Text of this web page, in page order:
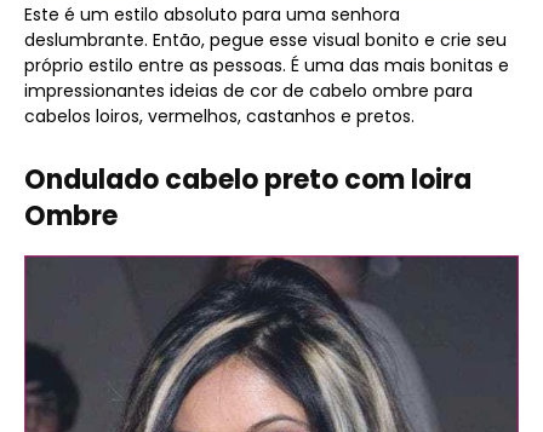
Este é um estilo absoluto para uma senhora
deslumbrante. Então, pegue esse visual bonito e crie seu
próprio estilo entre as pessoas. É uma das mais bonitas e
impressionantes ideias de cor de cabelo ombre para
cabelos loiros, vermelhos, castanhos e pretos.
Ondulado cabelo preto com loira
Ombre